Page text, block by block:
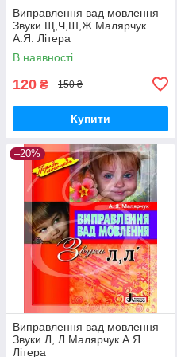
Виправлення вад мовлення
Звуки Щ,Ч,Ш,Ж Малярчук
А.Я. Літера
В наявності
120 ₴ 150 ₴
Купити
–20%
Виправлення вад мовлення
Звуки Л, Л Малярчук А.Я.
Літера